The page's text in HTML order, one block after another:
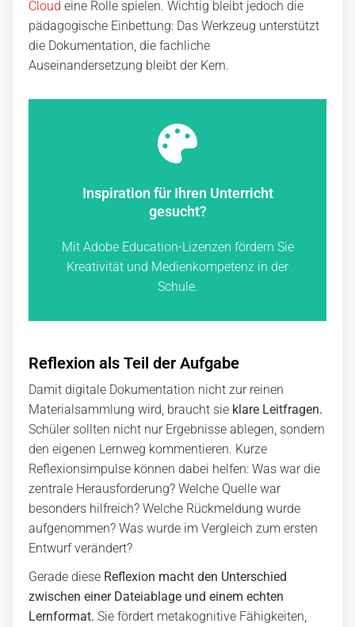
Cloud eine Rolle spielen. Wichtig bleibt jedoch die
pädagogische Einbettung: Das Werkzeug unterstützt
die Dokumentation, die fachliche
Auseinandersetzung bleibt der Kern.
Inspiration für Ihren Unterricht
gesucht?
Mit Adobe Education-Lizenzen fördern Sie
Kreativität und Medienkompetenz in der
Schule.
Adobe Themenseite entdecken
Holen Sie sich auf unserer Seite Ideen für
Schulprojekte und informieren Sie sich über
verschiedene Lizenzoptionen.
Jetzt inspirieren lassen
Reflexion als Teil der Aufgabe
Damit digitale Dokumentation nicht zur reinen
Materialsammlung wird, braucht sie klare Leitfragen.
Schüler sollten nicht nur Ergebnisse ablegen, sondern
den eigenen Lernweg kommentieren. Kurze
Reflexionsimpulse können dabei helfen: Was war die
zentrale Herausforderung? Welche Quelle war
besonders hilfreich? Welche Rückmeldung wurde
aufgenommen? Was wurde im Vergleich zum ersten
Entwurf verändert?
Gerade diese Reflexion macht den Unterschied
zwischen einer Dateiablage und einem echten
Lernformat. Sie fördert metakognitive Fähigkeiten,